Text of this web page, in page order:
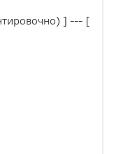
] --- [